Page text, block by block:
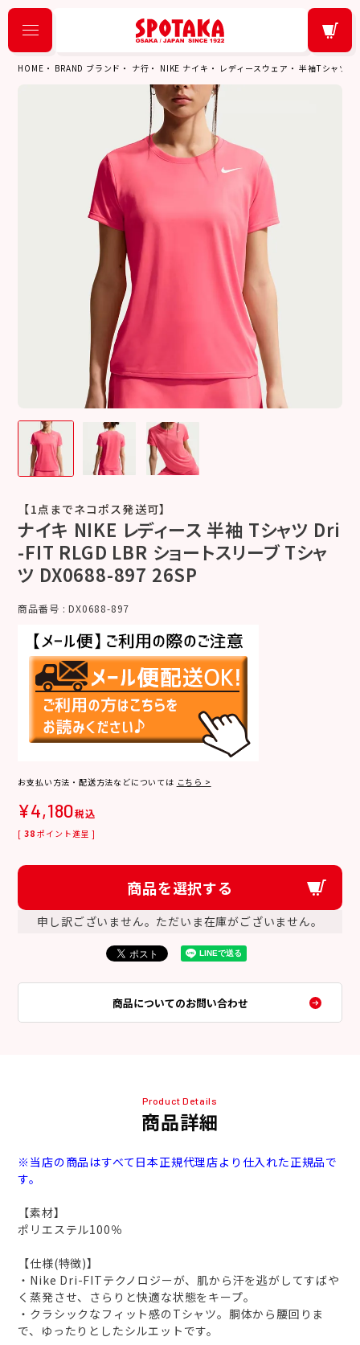
HOME BRAND ブランド ナ行 NIKE ナイキ レディースウェア 半袖Tシャツ／
【1点までネコポス発送可】
ナイキ NIKE レディース 半袖 Tシャツ Dri
-FIT RLGD LBR ショートスリーブ Tシャ
ツ DX0688-897 26SP
商品番号 DX0688-897
お支払い方法・配送方法などについては こちら >
¥4,180税込
[ 38 ポイント進呈 ]
商品を選択する
申し訳ございません。ただいま在庫がございません。
商品についてのお問い合わせ
Product Details
商品詳細
※当店の商品はすべて日本正規代理店より仕入れた正規品で
す。
【素材】
ポリエステル100％
【仕様(特徴)】
・Nike Dri-FITテクノロジーが、肌から汗を逃がしてすばや
く蒸発させ、さらりと快適な状態をキープ。
・クラシックなフィット感のTシャツ。胴体から腰回りま
で、ゆったりとしたシルエットです。